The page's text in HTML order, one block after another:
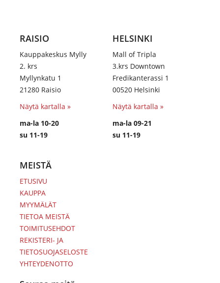
RAISIO
Kauppakeskus Mylly
2. krs
Myllynkatu 1
21280 Raisio
Näytä kartalla »
ma-la 10-20
su 11-19
HELSINKI
Mall of Tripla
3.krs Downtown
Fredikanterassi 1
00520 Helsinki
Näytä kartalla »
ma-la 09-21
su 11-19
MEISTÄ
ETUSIVU
KAUPPA
MYYMÄLÄT
TIETOA MEISTÄ
TOIMITUSEHDOT
REKISTERI- JA
TIETOSUOJASELOSTE
YHTEYDENOTTO